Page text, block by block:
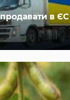
в ЄС